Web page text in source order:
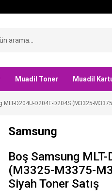
Muadil Toner Muadil
MLT-D204U-D204E-D204S (M3325-
Samsung
Boş Samsung
(M3325-M3375-
Siyah Toner Satış